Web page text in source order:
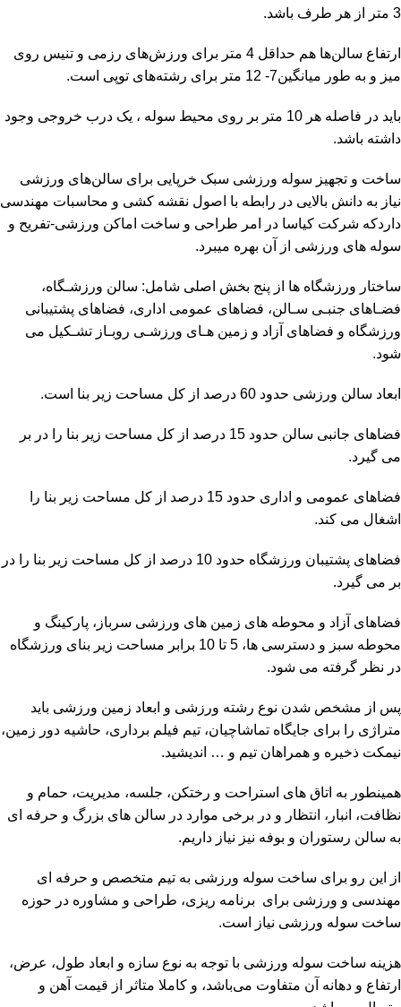
3 متر از هر طرف باشد.
ارتفاع سالن‌ها هم حداقل 4 متر برای ورزش‌های رزمی و تنیس روی
میز و به طور میانگین7- 12 متر برای رشته‌های توپی است.
باید در فاصله هر 10 متر بر روی محیط سوله ، یک درب خروجی وجود
داشته باشد.
ساخت و تجهیز سوله ورزشی سبک خرپایی برای سالن‌های ورزشی
نیاز به دانش بالایی در رابطه با اصول نقشه کشی و محاسبات مهندسی
داردکه شرکت کیاسا در امر طراحی و ساخت اماکن ورزشی-تفریح و
سوله های ورزشی از آن بهره میبرد.
ساختار ورزشگاه ها از پنج بخش اصلی شامل: سالن ورزشـگاه،
فضـاهای جنبـی سـالن، فضاهای عمومی اداری، فضاهای پشتیبانی
ورزشگاه و فضاهای آزاد و زمین هـای ورزشـی روبـاز تشـکیل می
شود.
ابعاد سالن ورزشی حدود 60 درصد از کل مساحت زیر بنا است.
فضاهای جانبی سالن حدود 15 درصد از کل مساحت زیر بنا را در بر
می گیرد.
فضاهای عمومی و اداری حدود 15 درصد از کل مساحت زیر بنا را
اشغال می کند.
فضاهای پشتیبان ورزشگاه حدود 10 درصد از کل مساحت زیر بنا را در
بر می گیرد.
فضاهای آزاد و محوطه های زمین های ورزشی سرباز، پارکینگ و
محوطه سبز و دسترسی ها، 5 تا 10 برابر مساحت زیر بنای ورزشگاه
در نظر گرفته می شود.
پس از مشخص شدن نوع رشته ورزشی و ابعاد زمین ورزشی باید
متراژی را برای جایگاه تماشاچیان، تیم فیلم برداری، حاشیه دور زمین،
نیمکت ذخیره و همراهان تیم و … اندیشید.
همینطور به اتاق های استراحت و رختکن، جلسه، مدیریت، حمام و
نظافت، انبار، انتظار و در برخی موارد در سالن های بزرگ و حرفه ای
به سالن رستوران و بوفه نیز نیاز داریم.
از این رو برای ساخت سوله ورزشی به تیم متخصص و حرفه ای
مهندسی و ورزشی برای برنامه ریزی، طراحی و مشاوره در حوزه
ساخت سوله ورزشی نیاز است.
هزینه ساخت سوله ورزشی با توجه به نوع سازه و ابعاد طول، عرض،
ارتفاع و دهانه آن متفاوت می‌باشد، و کاملا متاثر از قیمت آهن و